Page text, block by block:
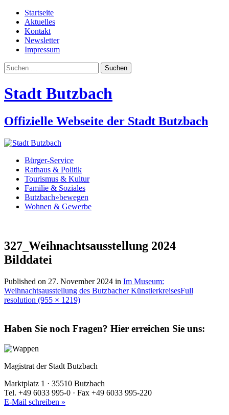
Startseite
Aktuelles
Kontakt
Newsletter
Impressum
Suchen
nach:
Stadt Butzbach
Offizielle Webseite der Stadt Butzbach
Bürger-Service
Rathaus & Politik
Tourismus & Kultur
Familie & Soziales
Butzbach»bewegen
Wohnen & Gewerbe
327_Weihnachtsausstellung 2024
Bilddatei
Published on 27. November 2024 in Im Museum:
Weihnachtsausstellung des Butzbacher KünstlerkreisesFull
resolution (955 × 1219)
Haben Sie noch Fragen? Hier erreichen Sie uns:
Magistrat der Stadt Butzbach
Marktplatz 1 · 35510 Butzbach
Tel. +49 6033 995-0 · Fax +49 6033 995-220
E-Mail schreiben »